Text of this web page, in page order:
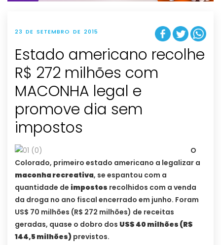
23 DE SETEMBRO DE 2015
Estado americano recolhe
R$ 272 milhões com
MACONHA legal e
promove dia sem
impostos
O
Colorado, primeiro estado americano a legalizar a
maconha recreativa, se espantou com a
quantidade de impostos recolhidos com a venda
da droga no ano fiscal encerrado em junho. Foram
US$ 70 milhões (R$ 272 milhões) de receitas
geradas, quase o dobro dos US$ 40 milhões (R$
144,5 milhões) previstos.